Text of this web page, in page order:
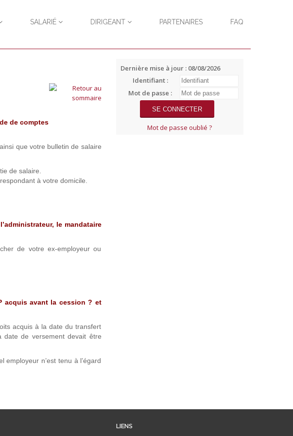
SALARIÉ DIRIGEANT PARTENAIRES FAQ
de comptes
que votre bulletin de salaire
de salaire.
à votre domicile.
le mandataire
de votre ex-employeur ou
acquis avant la cession ? et
acquis à la date du transfert
date de versement devait être
n’est tenu à l’égard
Dernière mise à jour : 08/08/2026
Identifiant :
Mot de passe :
Mot de passe oublié ?
LIENS